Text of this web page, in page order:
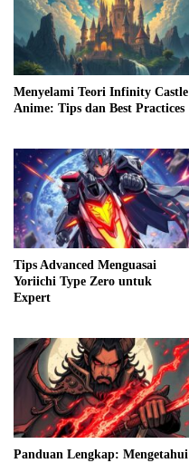
Menyelami Teori Infinity Castle
Anime: Tips dan Best Practices
Tips Advanced Menguasai
Yoriichi Type Zero untuk
Expert
Panduan Lengkap: Mengetahui